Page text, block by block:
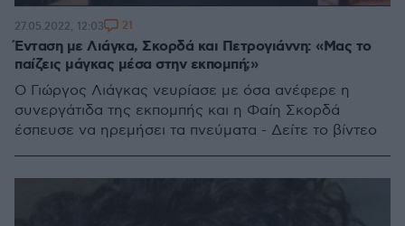
Ένταση με Λιάγκα, Σκορδά και Πετρογιάννη: «Mας το
παίζεις μάγκας μέσα στην εκπομπή;»
Ο Γιώργος Λιάγκας νευρίασε με όσα ανέφερε η
συνεργάτιδα της εκπομπής και η Φαίη Σκορδά
έσπευσε να ηρεμήσει τα πνεύματα - Δείτε το βίντεο
27.05.2022, 12:03 21